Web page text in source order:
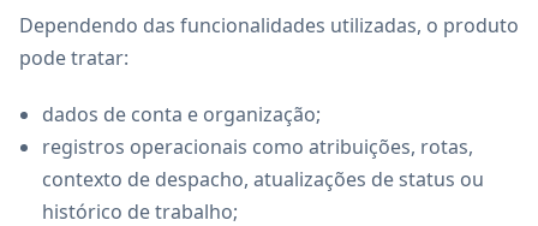
Dependendo das funcionalidades utilizadas, o produto
pode tratar:
dados de conta e organização;
registros operacionais como atribuições, rotas,
contexto de despacho, atualizações de status ou
histórico de trabalho;